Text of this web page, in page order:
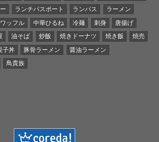
ランチパスポート ランパス
ラーメン
ワッフル 中華ひるね 冷麺 刺身
唐揚げ
油そば 炒飯 焼きドーナツ 焼き飯
焼売
子丼 豚骨ラーメン
醤油ラーメン
鳥貴族